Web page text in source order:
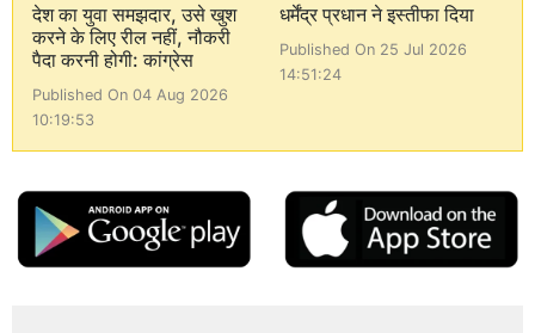
देश का युवा समझदार, उसे खुश
करने के लिए रील नहीं, नौकरी
पैदा करनी होगी: कांग्रेस
Published On 04 Aug 2026
10:19:53
धर्मेंद्र प्रधान ने इस्तीफा दिया
Published On 25 Jul 2026
14:51:24